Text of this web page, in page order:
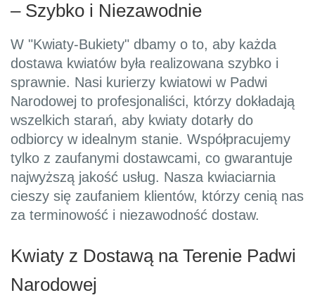
– Szybko i Niezawodnie
W "Kwiaty-Bukiety" dbamy o to, aby każda
dostawa kwiatów była realizowana szybko i
sprawnie. Nasi kurierzy kwiatowi w Padwi
Narodowej to profesjonaliści, którzy dokładają
wszelkich starań, aby kwiaty dotarły do
odbiorcy w idealnym stanie. Współpracujemy
tylko z zaufanymi dostawcami, co gwarantuje
najwyższą jakość usług. Nasza kwiaciarnia
cieszy się zaufaniem klientów, którzy cenią nas
za terminowość i niezawodność dostaw.
Kwiaty z Dostawą na Terenie Padwi
Narodowej